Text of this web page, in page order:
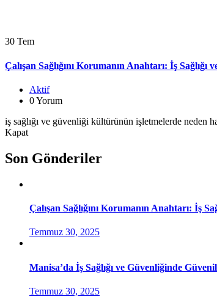
30 Tem
Çalışan Sağlığını Korumanın Anahtarı: İş
Aktif
0 Yorum
iş sağlığı ve güvenliği kültürünün işletmelerde neden
Kapat
Son Gönderiler
Çalışan Sağlığını Korumanın Anahtarı: İş
Temmuz 30, 2025
Manisa’da İş Sağlığı ve Güvenliğinde
Temmuz 30, 2025